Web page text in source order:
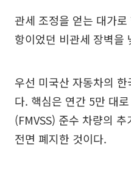
관세 조정을 얻는 대가
항이었던 비관세 장벽을
우선 미국산 자동차의
다. 핵심은 연간 5만 대
(FMVSS) 준수 차량의
전면 폐지한 것이다.